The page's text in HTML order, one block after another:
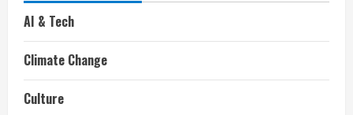
AI & Tech
Climate Change
Culture